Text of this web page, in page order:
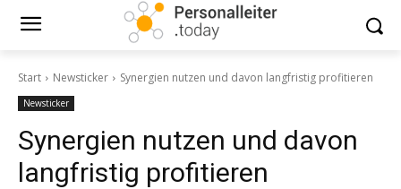
Start Newsticker Synergien nutzen und davon langfristig profitieren
Newsticker
Synergien nutzen und davon
langfristig profitieren